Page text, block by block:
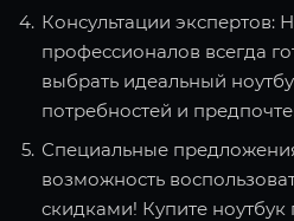
Консультации экспертов:
профессионалов всегда
выбрать идеальный
потребностей и
Специальные
возможность
скидками! Купите